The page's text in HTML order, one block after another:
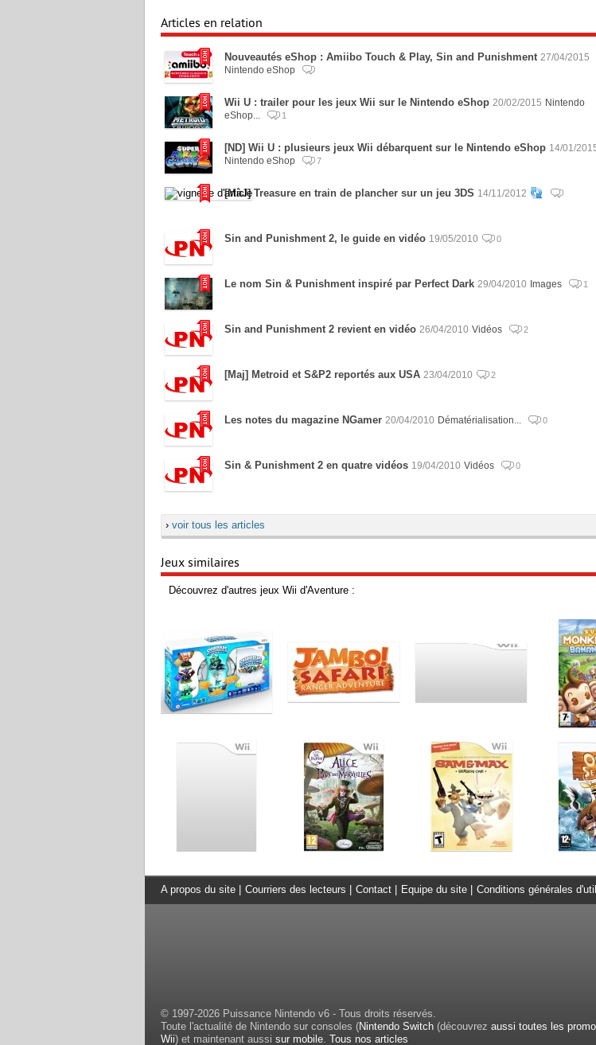
Articles en relation
Nouveautés eShop : Amiibo Touch & Play, Sin and Punishment 27/04/2015
Nintendo eShop
Wii U : trailer pour les jeux Wii sur le Nintendo eShop 20/02/2015 Nintendo
eShop...
1
[ND] Wii U : plusieurs jeux Wii débarquent sur le Nintendo eShop 14/01/
Nintendo eShop
7
[MàJ] Treasure en train de plancher sur un jeu 3DS 14/11/2012
Sin and Punishment 2, le guide en vidéo 19/05/2010 0
Le nom Sin & Punishment inspiré par Perfect Dark 29/04/2010 Images 1
Sin and Punishment 2 revient en vidéo 26/04/2010 Vidéos 2
[Maj] Metroid et S&P2 reportés aux USA 23/04/2010 2
Les notes du magazine NGamer 20/04/2010 Dématérialisation... 0
Sin & Punishment 2 en quatre vidéos 19/04/2010 Vidéos 0
› voir tous les articles
Jeux similaires
Découvrez d'autres jeux Wii d'Aventure :
A propos du site Courriers des lecteurs Contact Equipe du site Conditions générales
© 1997-2026 Puissance Nintendo v6 - Tous droits réservés.
Toute l'actualité de Nintendo sur consoles (Nintendo Switch (découvrez aussi toutes les
Wii) et maintenant aussi sur mobile. Tous nos articles